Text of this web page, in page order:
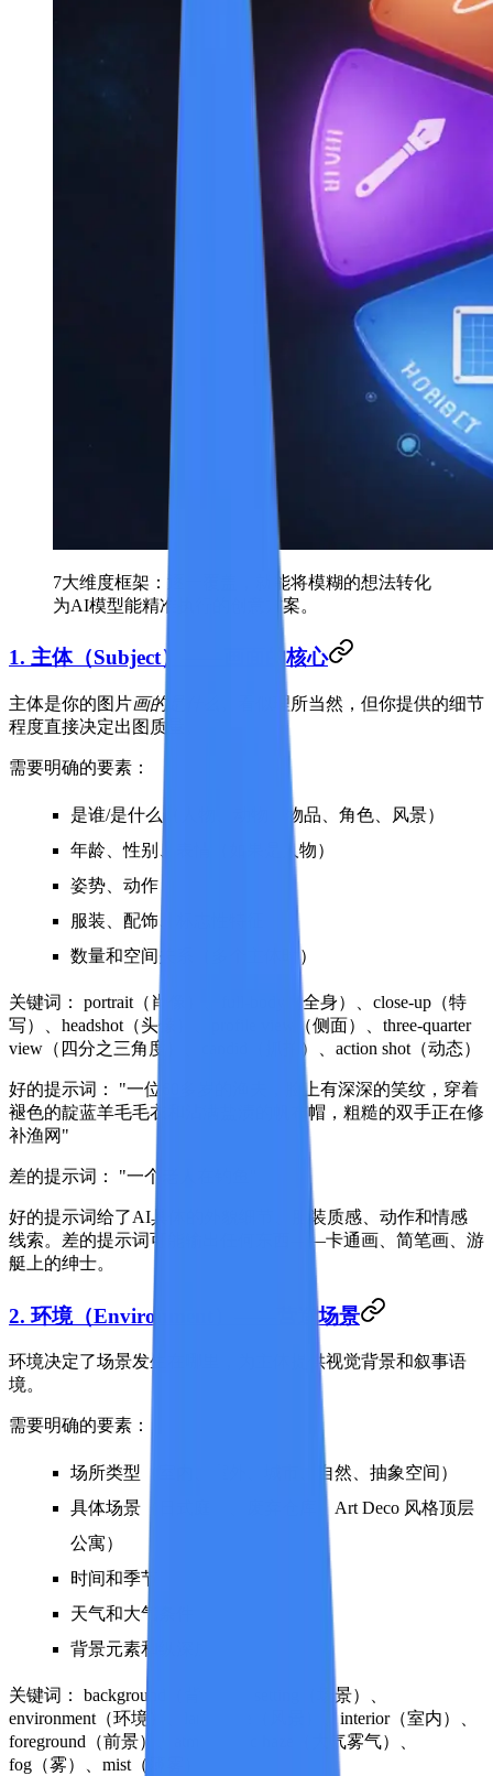
7大维度框架：逐一覆盖，就能将模糊的想法转化
为AI模型能精准执行的创意方案。
1. 主体（Subject）——画面的核心
主体是你的图片画的是什么
。看似理所当然，但你提供的细节
程度直接决定出图质量。
需要明确的要素：
是谁/是什么（人物、动物、物品、角色、风景）
年龄、性别、表情（如果是人物）
姿势、动作
服装、配饰、标志性特征
数量和空间关系（多个主体时）
关键词：
portrait（肖像）、full-body（全身）、close-up（特
写）、headshot（头像）、profile view（侧面）、three-quarter
view（四分之三角度）、candid（抓拍）、action shot（动态）
好的提示词：
"一位60多岁的渔夫，脸上有深深的笑纹，穿着
褪色的靛蓝羊毛毛衣和沾满盐渍的帆布帽，粗糙的双手正在修
补渔网"
差的提示词： "一个老人在钓鱼"
好的提示词给了AI具体的外貌细节、服装质感、动作和情感
线索。差的提示词可能输出任何东西——卡通画、简笔画、游
艇上的绅士。
2. 环境（Environment）——营造场景
环境决定了场景发生在哪里，为主体提供视觉背景和叙事语
境。
需要明确的要素：
场所类型（室内、室外、城市、自然、抽象空间）
具体场景（日式庭院、废弃仓库、Art Deco 风格顶层
公寓）
时间和季节
天气和大气条件
背景元素和纵深层次
关键词：
background（背景）、setting（场景）、
environment（环境）、landscape（风景）、interior（室内）、
foreground（前景）、atmospheric haze（大气雾气）、
fog（雾）、mist（薄雾）